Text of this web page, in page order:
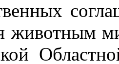
животным